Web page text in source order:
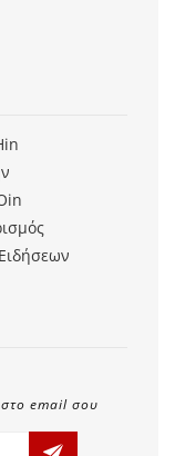
στο email σου